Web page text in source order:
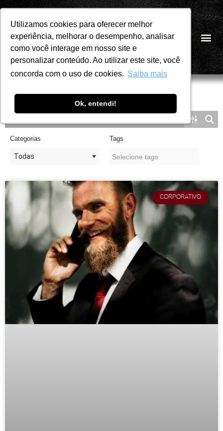
Utilizamos cookies para oferecer melhor
experiência, melhorar o desempenho, analisar
como você interage em nosso site e
personalizar conteúdo. Ao utilizar este site, você
concorda com o uso de cookies. Saiba mais
Ok, entendi!
Utilizamos cookies para oferecer melhor
experiência, melhorar o desempenho, analisar
como você interage em nosso site e
personalizar conteúdo. Ao utilizar este site, você
concorda com o uso de cookies. Saiba mais
Ok, entendi!
Pular
para
o
conteúdo
PT
Categorias
Todas
Tags
CORPORATIVO